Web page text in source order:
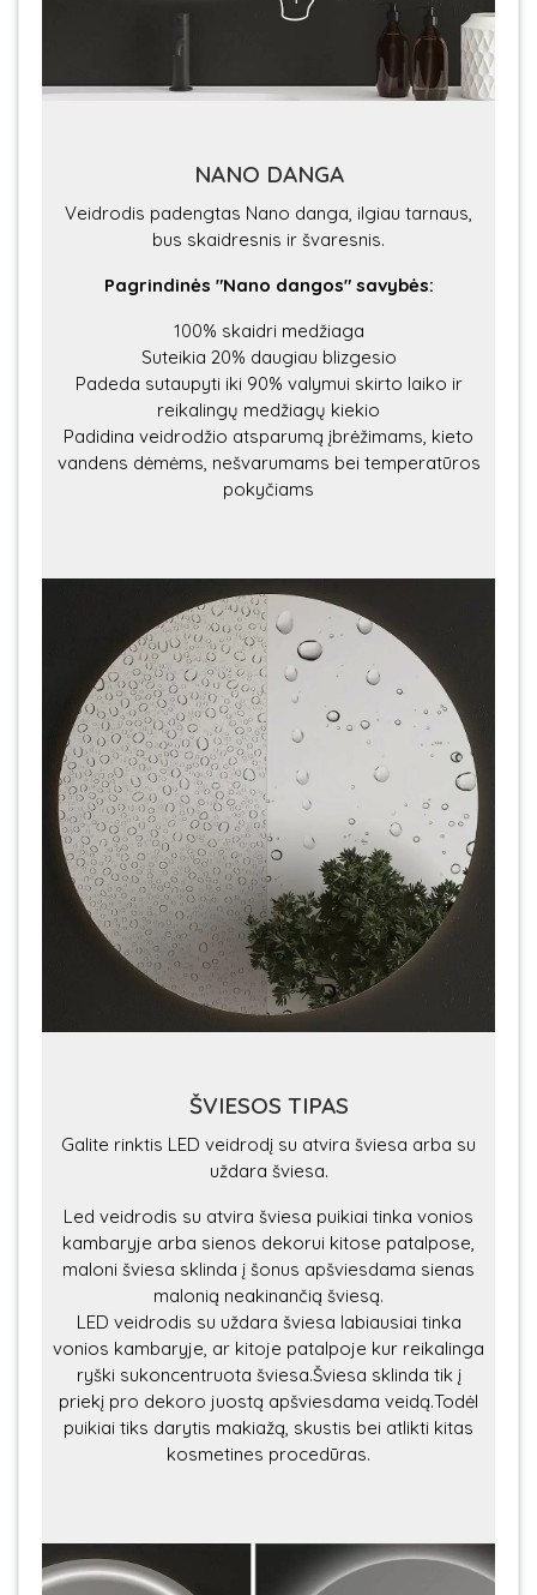
NANO DANGA
Veidrodis padengtas Nano danga, ilgiau tarnaus,
bus skaidresnis ir švaresnis.
Pagrindinės "Nano dangos" savybės:
100% skaidri medžiaga
Suteikia 20% daugiau blizgesio
Padeda sutaupyti iki 90% valymui skirto laiko ir
reikalingų medžiagų kiekio
Padidina veidrodžio atsparumą įbrėžimams, kieto
vandens dėmėms, nešvarumams bei temperatūros
pokyčiams
ŠVIESOS TIPAS
Galite rinktis LED veidrodį su atvira šviesa arba su
uždara šviesa.
Led veidrodis su atvira šviesa puikiai tinka vonios
kambaryje arba sienos dekorui kitose patalpose,
maloni šviesa sklinda į šonus apšviesdama sienas
malonią neakinančią šviesą.
LED veidrodis su uždara šviesa labiausiai tinka
vonios kambaryje, ar kitoje patalpoje kur reikalinga
ryški sukoncentruota šviesa.Šviesa sklinda tik į
priekį pro dekoro juostą apšviesdama veidą.Todėl
puikiai tiks darytis makiažą, skustis bei atlikti kitas
kosmetines procedūras.